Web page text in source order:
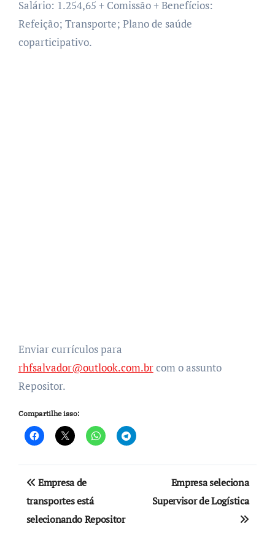
Salário: 1.254,65 + Comissão + Benefícios:
Refeição; Transporte; Plano de saúde
coparticipativo.
Enviar currículos para
rhfsalvador@outlook.com.brcom o assunto
Repositor.
Compartilhe isso:
Navegação
de
Post
Empresa de
transportes está
selecionando Repositor
Empresa seleciona
Supervisor de Logística